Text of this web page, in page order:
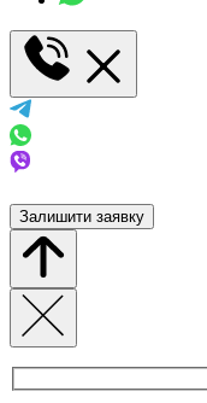
Залишити заявку